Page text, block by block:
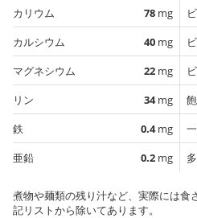
カリウム
78 mg
カルシウム
40 mg
マグネシウム
22 mg
リン
34mg
鉄
0.4mg
亜鉛
0.2 mg
煮物や麺類の残り汁など、実際には食
記リストから除いてあります。